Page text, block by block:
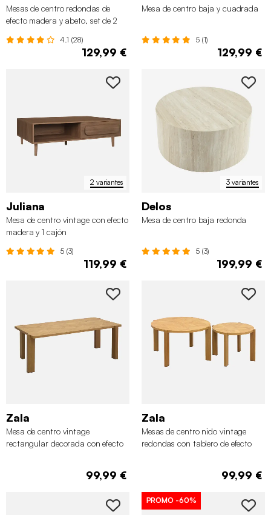
Mesas de centro redondas de
efecto madera y abeto, set de 2
4.1 (28)
129,99 €
Mesa de centro baja y cuadrada
5 (1)
129,99 €
2 variantes
Juliana
Mesa de centro vintage con efecto
madera y 1 cajón
5 (3)
119,99 €
3 variantes
Delos
Mesa de centro baja redonda
5 (3)
199,99 €
Zala
Mesa de centro vintage
rectangular decorada con efecto
99,99 €
Zala
Mesas de centro nido vintage
redondas con tablero de efecto
99,99 €
PROMO -60%